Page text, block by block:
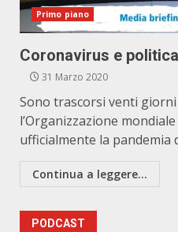
Primo piano
Coronavirus e politica
31 Marzo 2020
Sono trascorsi venti
l’Organizzazione
ufficialmente la pandemia
Continua a leggere...
PODCAST